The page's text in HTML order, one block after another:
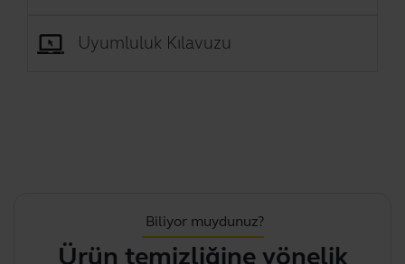
Uyumluluk Kılavuzu
Biliyor muydunuz?
Ürün temizliğine yönelik